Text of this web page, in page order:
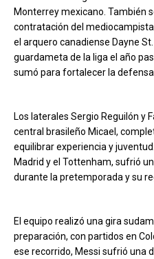
Monterrey mexicano. También
contratación del
el arquero canadiense Dayne
guardameta de la liga el año
sumó para fortalecer la
Los laterales Sergio Reguilón y
central brasileño Micael,
equilibrar experiencia y
Madrid y el Tottenham, sufrió
durante la pretemporada y su
El equipo realizó una gira
preparación, con partidos en
ese recorrido, Messi sufrió una